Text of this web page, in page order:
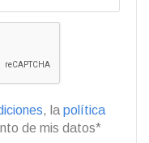
, la política
de mis datos*